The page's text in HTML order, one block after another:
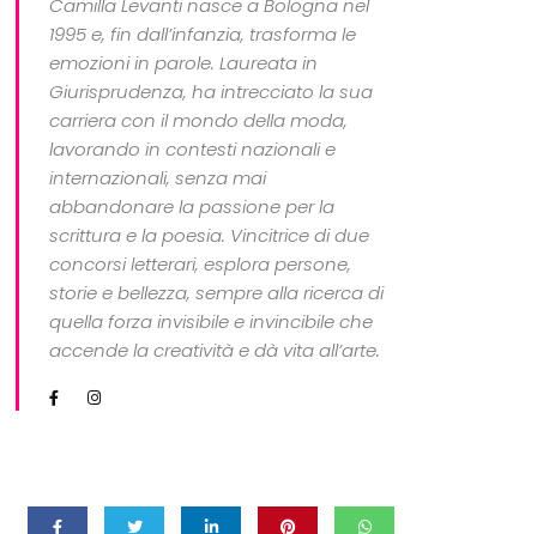
Camilla Levanti nasce a Bologna nel
1995 e, fin dall’infanzia, trasforma le
emozioni in parole. Laureata in
Giurisprudenza, ha intrecciato la sua
carriera con il mondo della moda,
lavorando in contesti nazionali e
internazionali, senza mai
abbandonare la passione per la
scrittura e la poesia. Vincitrice di due
concorsi letterari, esplora persone,
storie e bellezza, sempre alla ricerca di
quella forza invisibile e invincibile che
accende la creatività e dà vita all’arte.